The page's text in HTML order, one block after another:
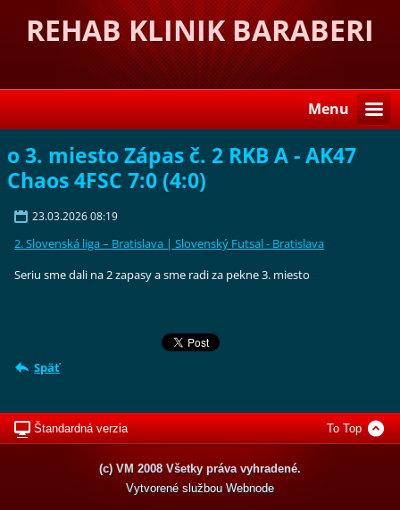
REHAB KLINIK BARABERI
Menu
o 3. miesto Zápas č. 2 RKB A - AK47
Chaos 4FSC 7:0 (4:0)
23.03.2026 08:19
2. Slovenská liga – Bratislava | Slovenský Futsal - Bratislava
Seriu sme dali na 2 zapasy a sme radi za pekne 3. miesto
Späť
Štandardná verzia To Top
(c) VM 2008 Všetky práva vyhradené.
Vytvorené službou Webnode